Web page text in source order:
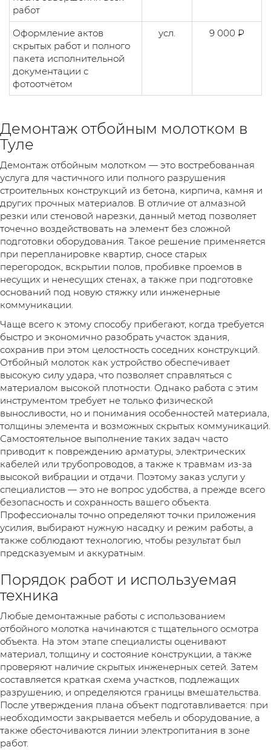
работ
Оформление актов
скрытых работ и полного
пакета исполнительной
документации с
фотоотчётом
усл. 9 000 ₽
Демонтаж отбойным молотком в
Туле
Демонтаж отбойным молотком — это востребованная
услуга для частичного или полного разрушения
строительных конструкций из бетона, кирпича, камня и
других прочных материалов. В отличие от алмазной
резки или стеновой нарезки, данный метод позволяет
точечно воздействовать на элемент без сложной
подготовки оборудования. Такое решение применяется
при перепланировке квартир, сносе старых
перегородок, вскрытии полов, пробивке проемов в
несущих и ненесущих стенах, а также при подготовке
оснований под новую стяжку или инженерные
коммуникации.
Чаще всего к этому способу прибегают, когда требуется
быстро и экономично разобрать участок здания,
сохранив при этом целостность соседних конструкций.
Отбойный молоток как устройство обеспечивает
высокую силу удара, что позволяет справляться с
материалом высокой плотности. Однако работа с этим
инструментом требует не только физической
выносливости, но и понимания особенностей материала,
толщины элемента и возможных скрытых коммуникаций.
Самостоятельное выполнение таких задач часто
приводит к повреждению арматуры, электрических
кабелей или трубопроводов, а также к травмам из-за
высокой вибрации и отдачи. Поэтому заказ услуги у
специалистов — это не вопрос удобства, а прежде всего
безопасность и сохранность вашего объекта.
Профессионалы точно определяют точки приложения
усилия, выбирают нужную насадку и режим работы, а
также соблюдают технологию, чтобы результат был
предсказуемым и аккуратным.
Порядок работ и используемая
техника
Любые демонтажные работы с использованием
отбойного молотка начинаются с тщательного осмотра
объекта. На этом этапе специалисты оценивают
материал, толщину и состояние конструкции, а также
проверяют наличие скрытых инженерных сетей. Затем
составляется краткая схема участков, подлежащих
разрушению, и определяются границы вмешательства.
После утверждения плана объект подготавливается: при
необходимости закрывается мебель и оборудование, а
также обесточиваются линии электропитания в зоне
работ.